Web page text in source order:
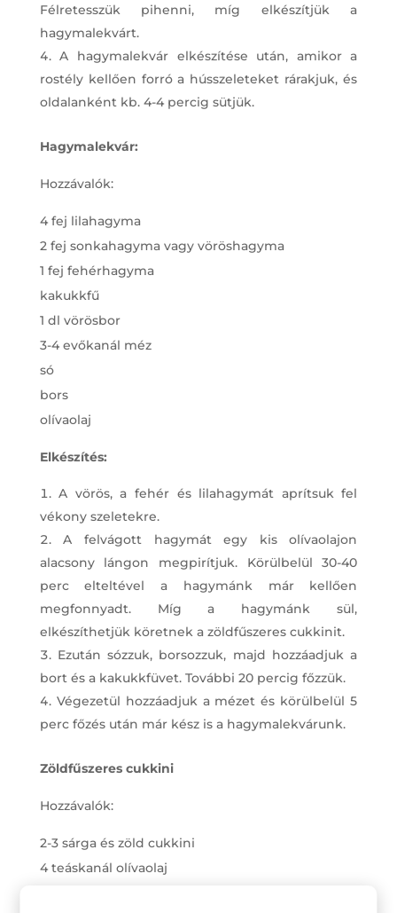
Félretesszük pihenni, míg elkészítjük a
hagymalekvárt.
A hagymalekvár elkészítése után, amikor a
rostély kellően forró a hússzeleteket rárakjuk, és
oldalanként kb. 4-4 percig sütjük.
Hagymalekvár:
Hozzávalók:
4 fej lilahagyma
2 fej sonkahagyma vagy vöröshagyma
1 fej fehérhagyma
kakukkfű
1 dl vörösbor
3-4 evőkanál méz
só
bors
olívaolaj
Elkészítés:
A vörös, a fehér és lilahagymát aprítsuk fel
vékony szeletekre.
A felvágott hagymát egy kis olívaolajon
alacsony lángon megpirítjuk. Körülbelül 30-40
perc elteltével a hagymánk már kellően
megfonnyadt. Míg a hagymánk sül,
elkészíthetjük köretnek a zöldfűszeres cukkinit.
Ezután sózzuk, borsozzuk, majd hozzáadjuk a
bort és a kakukkfüvet. További 20 percig főzzük.
Végezetül hozzáadjuk a mézet és körülbelül 5
perc főzés után már kész is a hagymalekvárunk.
Zöldfűszeres cukkini
Hozzávalók:
2-3 sárga és zöld cukkini
4 teáskanál olívaolaj